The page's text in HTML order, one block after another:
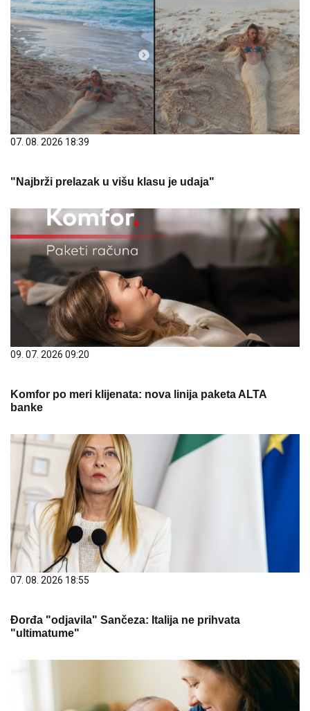
07. 08. 2026 18:39
"Najbrži prelazak u višu klasu je udaja"
09. 07. 2026 09:20
Komfor po meri klijenata: nova linija paketa ALTA
banke
07. 08. 2026 18:55
Đorđa "odjavila" Sančeza: Italija ne prihvata
"ultimatume"